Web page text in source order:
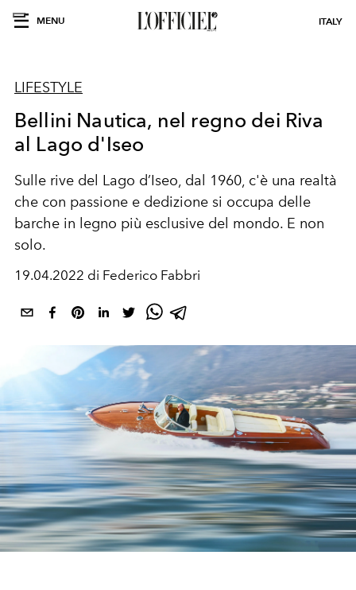
MENU ITALY
LIFESTYLE
Bellini Nautica, nel regno dei Riva
al Lago d'Iseo
Sulle rive del Lago d’Iseo, dal 1960, c'è una realtà
che con passione e dedizione si occupa delle
barche in legno più esclusive del mondo. E non
solo.
19.04.2022 di Federico Fabbri